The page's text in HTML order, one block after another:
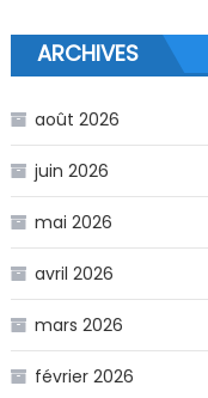
ARCHIVES
août 2026
juin 2026
mai 2026
avril 2026
mars 2026
février 2026